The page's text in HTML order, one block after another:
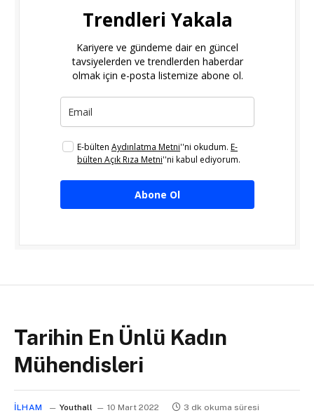
Trendleri Yakala
Kariyere ve gündeme dair en güncel
tavsiyelerden ve trendlerden haberdar
olmak için e-posta listemize abone ol.
E-bülten Aydınlatma Metni''ni okudum. E-
bülten Açık Rıza Metni''ni kabul ediyorum.
Abone Ol
Tarihin En Ünlü Kadın
Mühendisleri
İLHAM Youthall 10 Mart 2022 3 dk okuma süresi